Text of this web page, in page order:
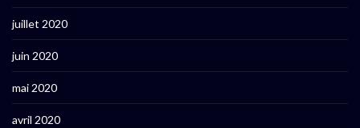
juillet 2020
juin 2020
mai 2020
avril 2020